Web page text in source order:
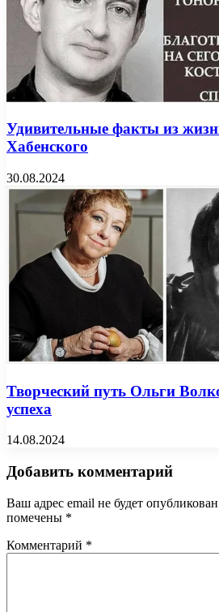
Удивительные факты из
Хабенского
30.08.2024
Творческий путь Ольги
успеха
14.08.2024
Добавить комментарий
Ваш адрес email не будет
помечены *
Комментарий *